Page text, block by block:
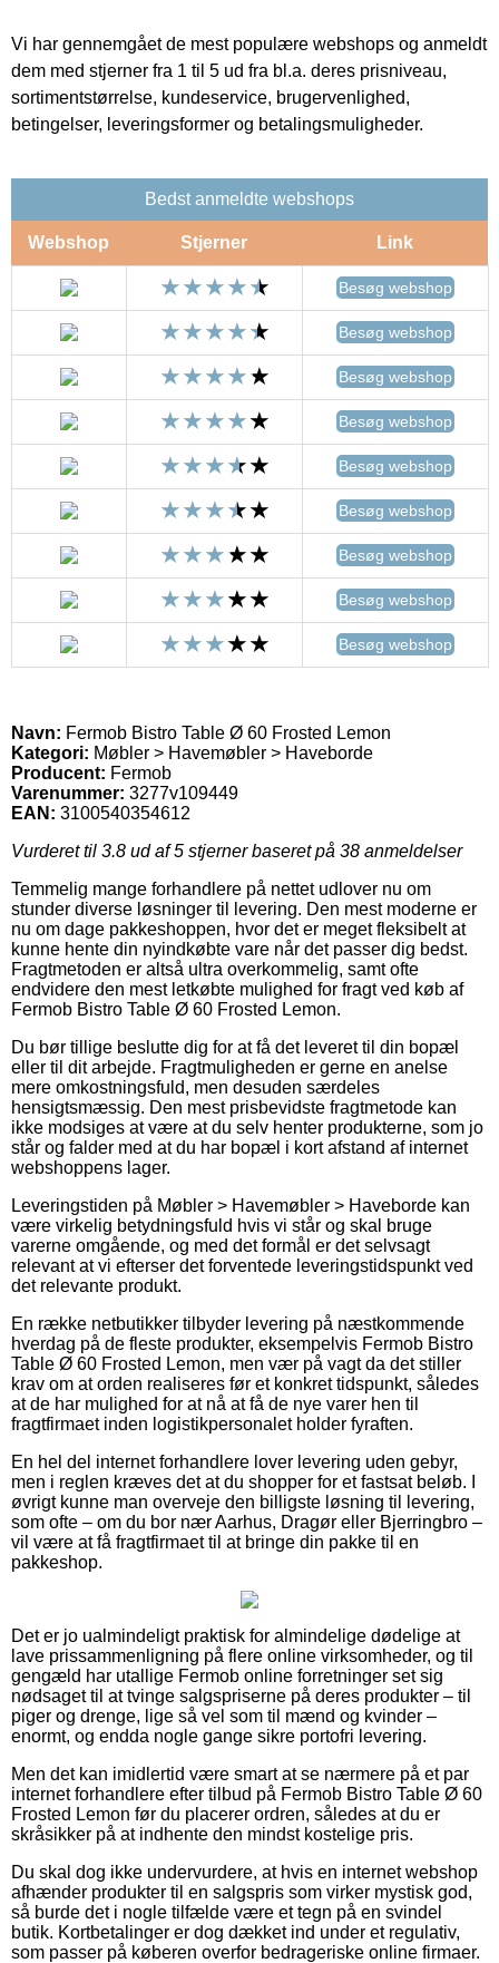
Vi har gennemgået de mest populære webshops og anmeldt
dem med stjerner fra 1 til 5 ud fra bl.a. deres prisniveau,
sortimentstørrelse, kundeservice, brugervenlighed,
betingelser, leveringsformer og betalingsmuligheder.
Bedst anmeldte webshops
Webshop Stjerner Link
Besøg webshop
Besøg webshop
Besøg webshop
Besøg webshop
Besøg webshop
Besøg webshop
Besøg webshop
Besøg webshop
Besøg webshop
Navn: Fermob Bistro Table Ø 60 Frosted Lemon
Kategori: Møbler > Havemøbler > Haveborde
Producent: Fermob
Varenummer: 3277v109449
EAN: 3100540354612
Vurderet til 3.8 ud af 5 stjerner baseret på 38 anmeldelser
Temmelig mange forhandlere på nettet udlover nu om
stunder diverse løsninger til levering. Den mest moderne er
nu om dage pakkeshoppen, hvor det er meget fleksibelt at
kunne hente din nyindkøbte vare når det passer dig bedst.
Fragtmetoden er altså ultra overkommelig, samt ofte
endvidere den mest letkøbte mulighed for fragt ved køb af
Fermob Bistro Table Ø 60 Frosted Lemon.
Du bør tillige beslutte dig for at få det leveret til din bopæl
eller til dit arbejde. Fragtmuligheden er gerne en anelse
mere omkostningsfuld, men desuden særdeles
hensigtsmæssig. Den mest prisbevidste fragtmetode kan
ikke modsiges at være at du selv henter produkterne, som jo
står og falder med at du har bopæl i kort afstand af internet
webshoppens lager.
Leveringstiden på Møbler > Havemøbler > Haveborde kan
være virkelig betydningsfuld hvis vi står og skal bruge
varerne omgående, og med det formål er det selvsagt
relevant at vi efterser det forventede leveringstidspunkt ved
det relevante produkt.
En række netbutikker tilbyder levering på næstkommende
hverdag på de fleste produkter, eksempelvis Fermob Bistro
Table Ø 60 Frosted Lemon, men vær på vagt da det stiller
krav om at orden realiseres før et konkret tidspunkt, således
at de har mulighed for at nå at få de nye varer hen til
fragtfirmaet inden logistikpersonalet holder fyraften.
En hel del internet forhandlere lover levering uden gebyr,
men i reglen kræves det at du shopper for et fastsat beløb. I
øvrigt kunne man overveje den billigste løsning til levering,
som ofte – om du bor nær Aarhus, Dragør eller Bjerringbro –
vil være at få fragtfirmaet til at bringe din pakke til en
pakkeshop.
Det er jo ualmindeligt praktisk for almindelige dødelige at
lave prissammenligning på flere online virksomheder, og til
gengæld har utallige Fermob online forretninger set sig
nødsaget til at tvinge salgspriserne på deres produkter – til
piger og drenge, lige så vel som til mænd og kvinder –
enormt, og endda nogle gange sikre portofri levering.
Men det kan imidlertid være smart at se nærmere på et par
internet forhandlere efter tilbud på Fermob Bistro Table Ø 60
Frosted Lemon før du placerer ordren, således at du er
skråsikker på at indhente den mindst kostelige pris.
Du skal dog ikke undervurdere, at hvis en internet webshop
afhænder produkter til en salgspris som virker mystisk god,
så burde det i nogle tilfælde være et tegn på en svindel
butik. Kortbetalinger er dog dækket ind under et regulativ,
som passer på køberen overfor bedrageriske online firmaer.